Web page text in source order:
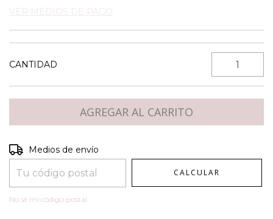
VER MEDIOS DE PAGO
CANTIDAD
Entregas para el CP:
Medios de envío
CALCULAR
No sé mi código postal